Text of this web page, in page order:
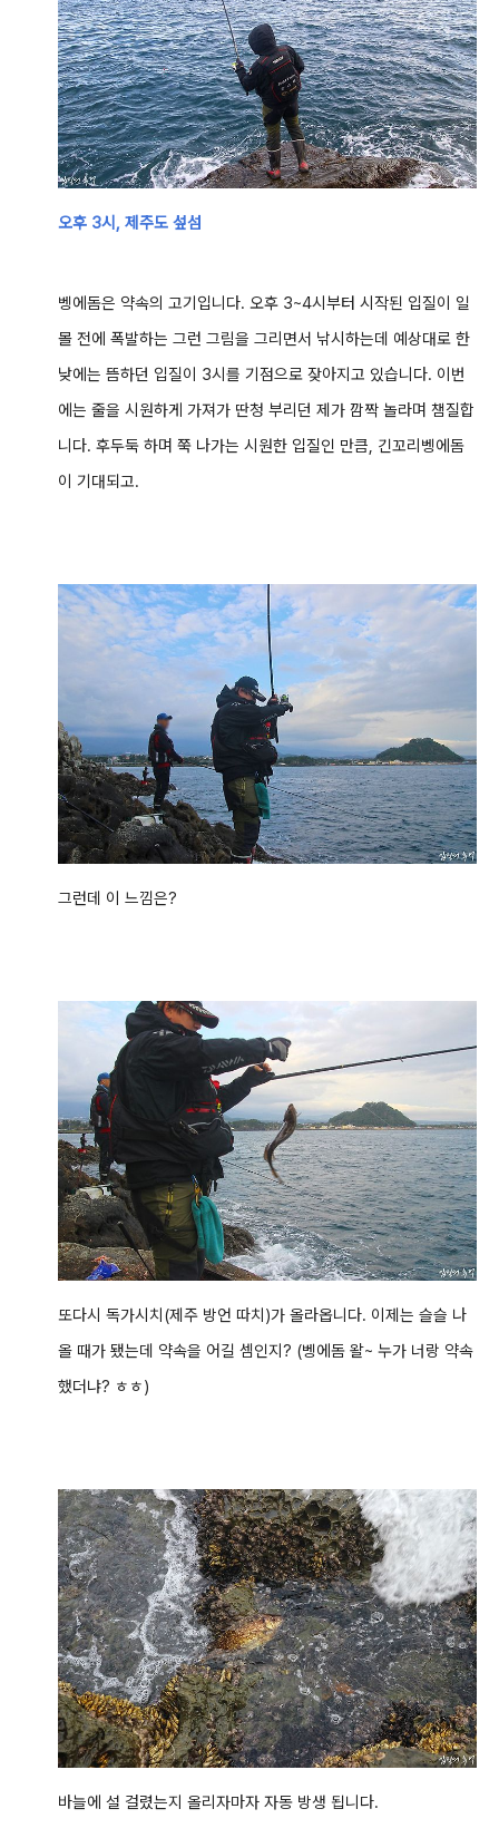
오후 3시, 제주도 섶섬
벵에돔은 약속의 고기입니다. 오후 3~4시부터 시작된 입질이 일
몰 전에 폭발하는 그런 그림을 그리면서 낚시하는데 예상대로 한
낮에는 뜸하던 입질이 3시를 기점으로 잦아지고 있습니다. 이번
에는 줄을 시원하게 가져가 딴청 부리던 제가 깜짝 놀라며 챔질합
니다. 후두둑 하며 쭉 나가는 시원한 입질인 만큼, 긴꼬리벵에돔
이 기대되고.
그런데 이 느낌은?
또다시 독가시치(제주 방언 따치)가 올라옵니다. 이제는 슬슬 나
올 때가 됐는데 약속을 어길 셈인지? (벵에돔 왈~ 누가 너랑 약속
했더냐? ㅎㅎ)
바늘에 설 걸렸는지 올리자마자 자동 방생 됩니다.